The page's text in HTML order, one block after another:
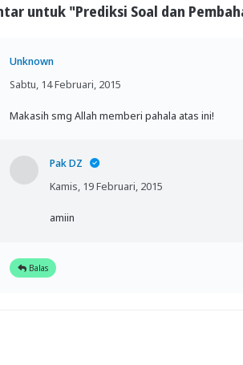
untuk "Prediksi Soal dan
Unknown
Sabtu, 14 Februari, 2015
Makasih smg Allah memberi pahala atas ini!
Pak DZ
Kamis, 19 Februari, 2015
amiin
Balas